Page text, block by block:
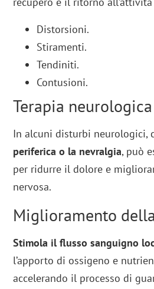
Distorsioni.
Stiramenti.
Tendiniti.
Contusioni.
Terapia neurologica
In alcuni disturbi neurologici,
periferica o la nevralgia, può
per ridurre il dolore e
nervosa.
Miglioramento
Stimola il flusso sanguigno
l’apporto di ossigeno e
accelerando il processo di